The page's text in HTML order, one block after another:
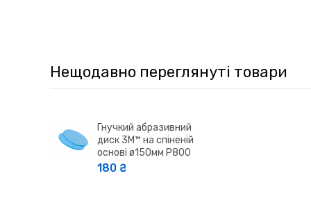
Нещодавно переглянуті товари
Гнучкий абразивний
диск 3M™ на спіненій
основі ø150мм P800
180 ₴